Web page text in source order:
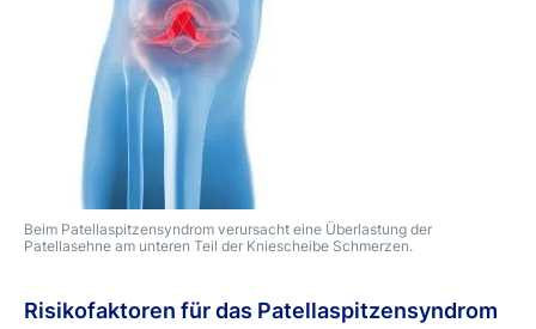
Beim Patellaspitzensyndrom verursacht eine Überlastung der
Patellasehne am unteren Teil der Kniescheibe Schmerzen.
Risikofaktoren für das Patellaspitzensyndrom